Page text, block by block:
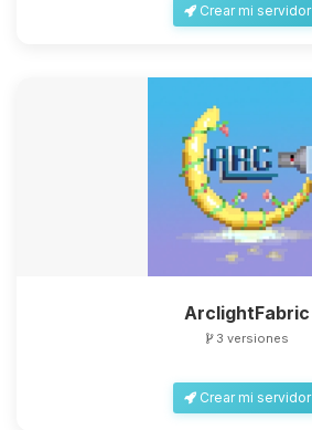
Crear mi servidor
ArclightFabric
3 versiones
Crear mi servidor